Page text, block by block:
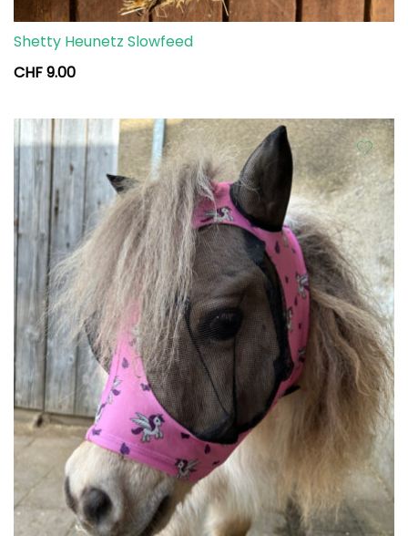
Shetty Heunetz Slowfeed
CHF9.00